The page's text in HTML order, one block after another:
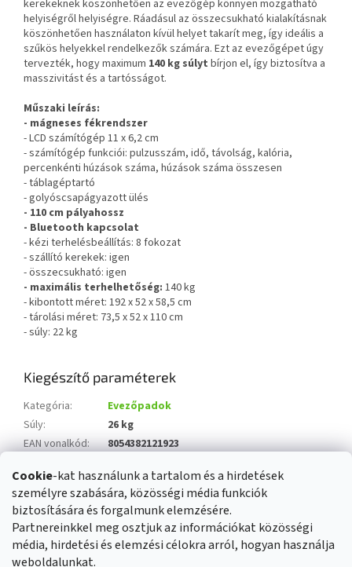
Cookie-kat használunk a tartalom és a hirdetések
személyre szabására, közösségi média funkciók
biztosítására és forgalmunk elemzésére.
Partnereinkkel meg osztjuk az információkat közösségi
média, hirdetési és elemzési célokra arról, hogyan használja
weboldalunkat.
kerekeknek köszönhetően az evezőgép könnyen mozgatható
helyiségről helyiségre. Ráadásul az összecsukható kialakításnak
köszönhetően használaton kívül helyet takarít meg, így ideális a
szűkös helyekkel rendelkezők számára. Ezt az evezőgépet úgy
tervezték, hogy maximum 140 kg súlyt bírjon el, így biztosítva a
masszivitást és a tartósságot.
Műszaki leírás:
- mágneses fékrendszer
- LCD számítógép 11 x 6,2 cm
- számítógép funkciói: pulzusszám, idő, távolság, kalória,
percenkénti húzások száma, húzások száma összesen
- táblagéptartó
- golyóscsapágyazott ülés
- 110 cm pályahossz
- Bluetooth kapcsolat
- kézi terhelésbeállítás: 8 fokozat
- szállító kerekek: igen
- összecsukható: igen
- maximális terhelhetőség: 140 kg
- kibontott méret: 192 x 52 x 58,5 cm
- tárolási méret: 73,5 x 52 x 110 cm
- súly: 22 kg
Kiegészítő paraméterek
Kategória:
Evezőpadok
Súly:
26 kg
EAN vonalkód:
8054382121923
LCD kijelző:
igen
Összecsukható: igen